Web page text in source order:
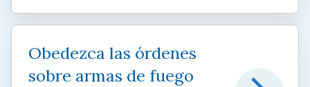
Obedezca las órdenes
sobre armas de fuego